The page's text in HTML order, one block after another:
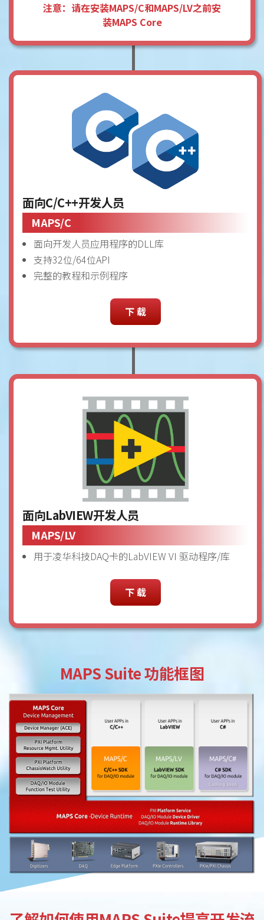
注意：请在安装MAPS/C和MAPS/LV之前安
装MAPS Core
面向C/C++开发人员
MAPS/C
面向开发人员应用程序的DLL库
支持32位/64位API
完整的教程和示例程序
下 载
面向LabVIEW开发人员
MAPS/LV
用于凌华科技DAQ卡的LabVIEW VI 驱动程序/库
下 载
MAPS Suite 功能框图